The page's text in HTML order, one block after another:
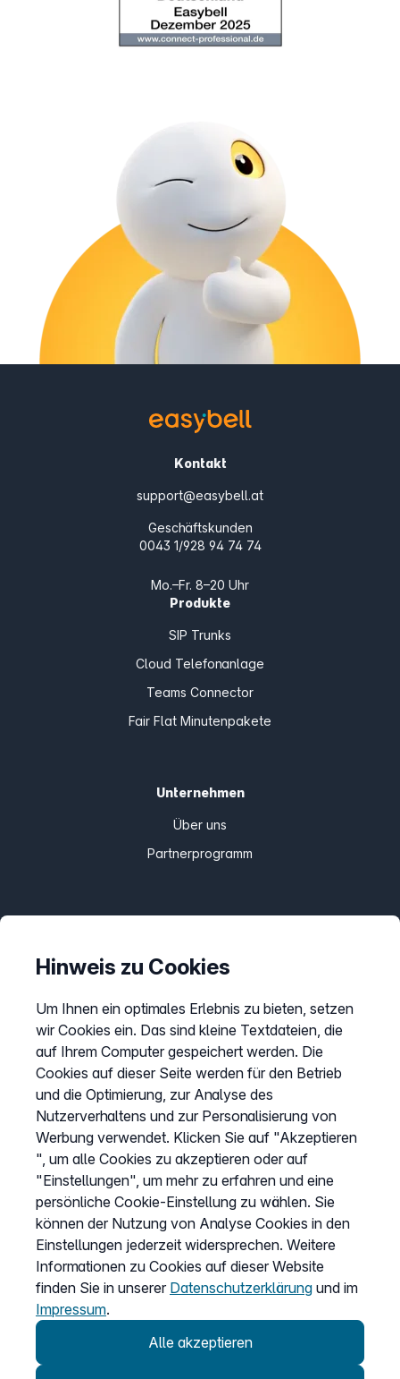
Kontakt
support@easybell.at
Geschäftskunden
0043 1/928 94 74 74
Mo.–Fr. 8–20 Uhr
Produkte
SIP Trunks
Cloud Telefonanlage
Teams Connector
Fair Flat Minutenpakete
Unternehmen
Über uns
Partnerprogramm
Preise
AGB
Datenschutz
Impressum
Cookies anpassen
Service
Hilfecenter
Wissen
Kündigung
my.easybell
Hinweis zu Cookies
Um Ihnen ein optimales Erlebnis zu bieten, setzen
wir Cookies ein. Das sind kleine Textdateien, die
auf Ihrem Computer gespeichert werden. Die
Cookies auf dieser Seite werden für den Betrieb
und die Optimierung, zur Analyse des
Nutzerverhaltens und zur Personalisierung von
Werbung verwendet. Klicken Sie auf "Akzeptieren
", um alle Cookies zu akzeptieren oder auf
"Einstellungen", um mehr zu erfahren und eine
persönliche Cookie-Einstellung zu wählen. Sie
können der Nutzung von Analyse Cookies in den
Einstellungen jederzeit widersprechen. Weitere
Informationen zu Cookies auf dieser Website
finden Sie in unserer Datenschutzerklärung und im
Impressum.
Alle akzeptieren